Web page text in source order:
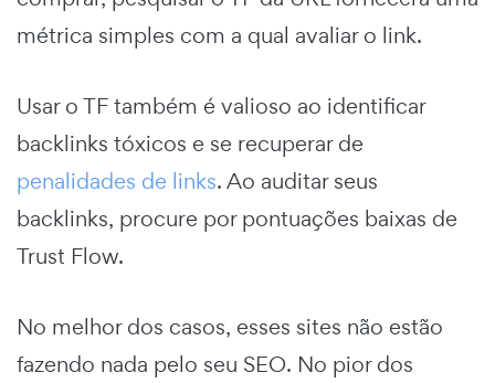
métrica simples com a qual avaliar o link.
Usar o TF também é valioso ao identificar
backlinks tóxicos e se recuperar de
penalidades de links. Ao auditar seus
backlinks, procure por pontuações baixas de
Trust Flow.
No melhor dos casos, esses sites não estão
fazendo nada pelo seu SEO. No pior dos